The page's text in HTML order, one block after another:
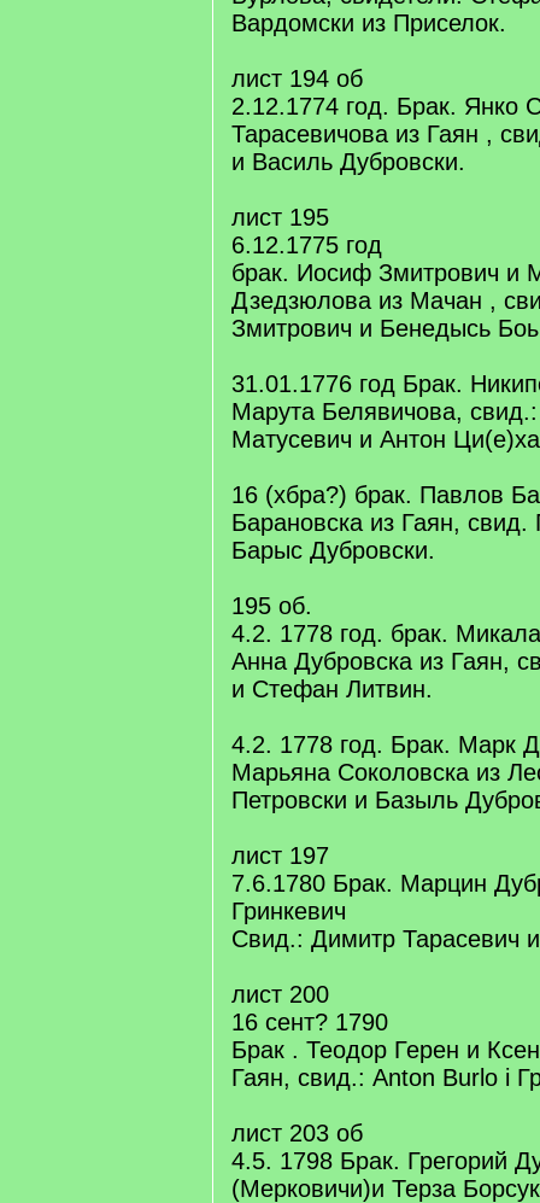
Вардомски из Приселок.
лист 194 об
2.12.1774 год. Брак. Янко
Тарасевичова из Гаян ,
и Василь Дубровски.
лист 195
6.12.1775 год
брак. Иосиф Змитрович и
Дзедзюлова из Мачан ,
Змитрович и Бенедысь
31.01.1776 год Брак.
Марута Белявичова,
Матусевич и Антон
16 (хбра?) брак. Павлов
Барановска из Гаян, свид.
Барыс Дубровски.
195 об.
4.2. 1778 год. брак.
Анна Дубровска из Гаян,
и Стефан Литвин.
4.2. 1778 год. Брак. Марк
Марьяна Соколовска из
Петровски и Базыль
лист 197
7.6.1780 Брак. Марцин
Гринкевич
Свид.: Димитр Тарасевич
лист 200
16 сент? 1790
Брак . Теодор Герен и
Гаян, свид.: Anton Burlo i
лист 203 об
4.5. 1798 Брак. Грегорий
(Мерковичи)и Терза